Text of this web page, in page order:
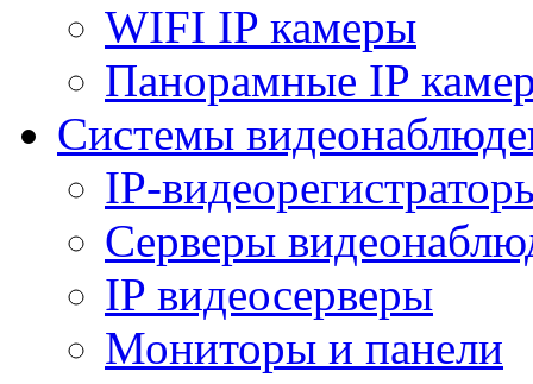
WIFI IP камеры
Панорамные IP
Системы
IP-
Серверы
IP видеосерверы
Мониторы и панели